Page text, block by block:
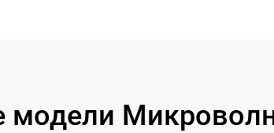
модели